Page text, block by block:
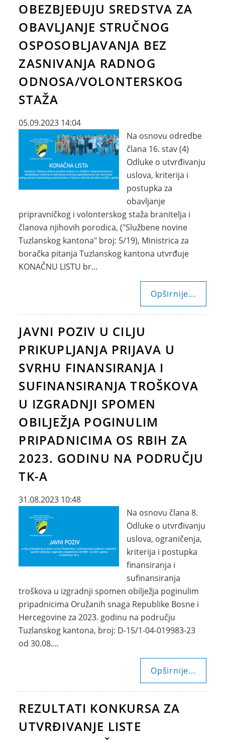
OBEZBJEĐUJU SREDSTVA ZA
OBAVLJANJE STRUČNOG
OSPOSOBLJAVANJA BEZ
ZASNIVANJA RADNOG
ODNOSA/VOLONTERSKOG
STAŽA
05.09.2023 14:04
Na osnovu odredbe
člana 16. stav (4)
Odluke o utvrđivanju
uslova, kriterija i
postupka za
obavljanje
pripravničkog i volonterskog staža branitelja i
članova njihovih porodica, ("Službene novine
Tuzlanskog kantona" broj: 5/19), Ministrica za
boračka pitanja Tuzlanskog kantona utvrđuje
KONAČNU LISTU br...
Opširnije...
JAVNI POZIV U CILJU
PRIKUPLJANJA PRIJAVA U
SVRHU FINANSIRANJA I
SUFINANSIRANJA TROŠKOVA
U IZGRADNJI SPOMEN
OBILJEŽJA POGINULIM
PRIPADNICIMA OS RBIH ZA
2023. GODINU NA PODRUČJU
TK-A
31.08.2023 10:48
Na osnovu člana 8.
Odluke o utvrđivanju
uslova, ograničenja,
kriterija i postupka
finansiranja i
sufinansiranja
troškova u izgradnji spomen obilježja poginulim
pripadnicima Oružanih snaga Republike Bosne i
Hercegovine za 2023. godinu na području
Tuzlanskog kantona, broj: D-15/1-04-019983-23
od 30.08....
Opširnije...
REZULTATI KONKURSA ZA
UTVRĐIVANJE LISTE